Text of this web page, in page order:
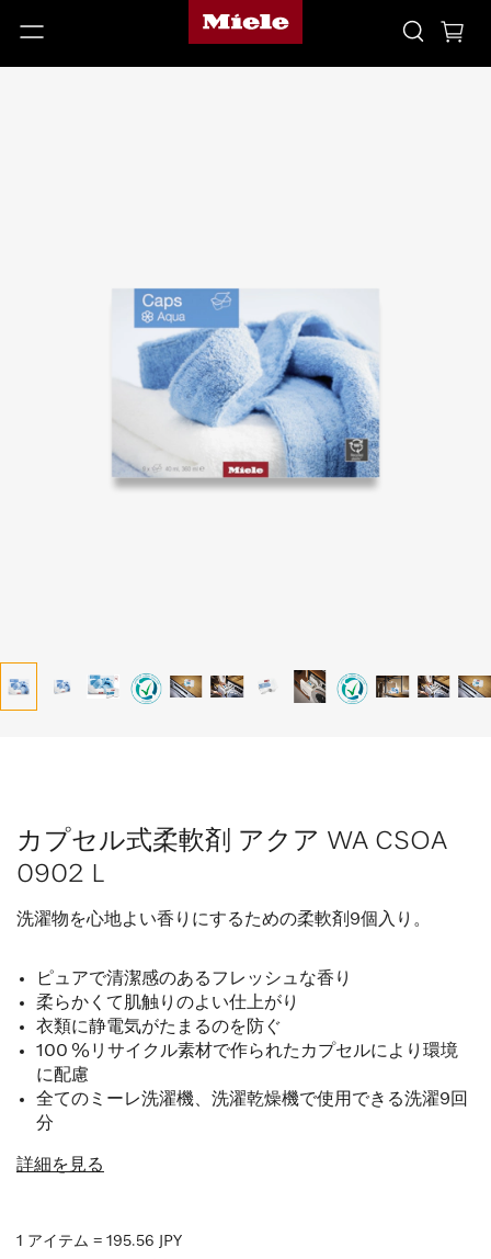
カプセル式柔軟剤 アクア WA CSOA
0902 L
洗濯物を心地よい香りにするための柔軟剤9個入り。
ピュアで清潔感のあるフレッシュな香り
柔らかくて肌触りのよい仕上がり
衣類に静電気がたまるのを防ぐ
100 %リサイクル素材で作られたカプセルにより環境
に配慮
全てのミーレ洗濯機、洗濯乾燥機で使用できる洗濯9回
分
詳細を見る
1 アイテム = 195.56 JPY